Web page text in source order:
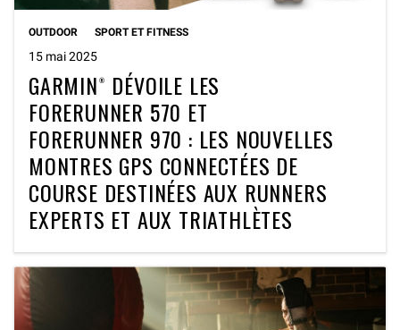
OUTDOOR SPORT ET FITNESS
15 mai 2025
GARMIN® DÉVOILE LES
FORERUNNER 570 ET
FORERUNNER 970 : LES NOUVELLES
MONTRES GPS CONNECTÉES DE
COURSE DESTINÉES AUX RUNNERS
EXPERTS ET AUX TRIATHLÈTES